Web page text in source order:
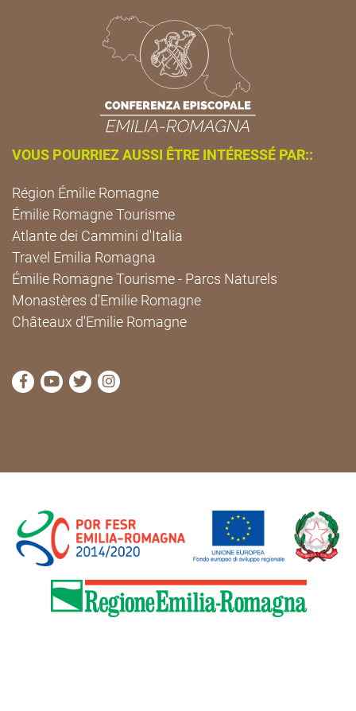
VOUS POURRIEZ AUSSI ÊTRE INTÉRESSÉ PAR::
Région Émilie Romagne
Émilie Romagne Tourisme
Atlante dei Cammini d'Italia
Travel Emilia Romagna
Émilie Romagne Tourisme - Parcs Naturels
Monastères d'Emilie Romagne
Châteaux d'Emilie Romagne
Visitez la page Facebook de Cammini Emilia-
Visitez la page YouTube de Cammini Emilia-
Visitez la page Twitter de Cammini Emilia-
Visitez la page Instagram de Cammini